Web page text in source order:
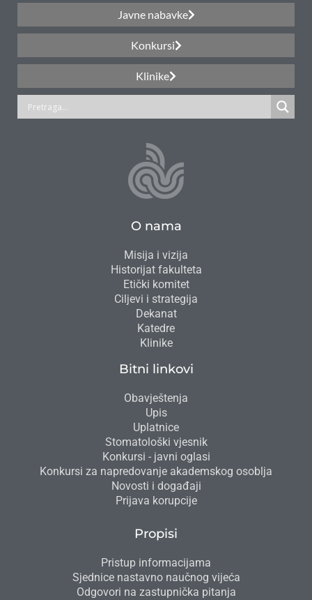
Javne nabavke
Konkursi
Klinike
O nama
Misija i vizija
Historijat fakulteta
Etički komitet
Ciljevi i strategija
Dekanat
Katedre
Klinike
Bitni linkovi
Obavještenja
Upis
Uplatnice
Stomatološki vjesnik
Konkursi - javni oglasi
Konkursi za napredovanje akademskog osoblja
Novosti i događaji
Prijava korupcije
Propisi
Pristup informacijama
Sjednice nastavno naučnog vijeća
Odgovori na zastupnička pitanja